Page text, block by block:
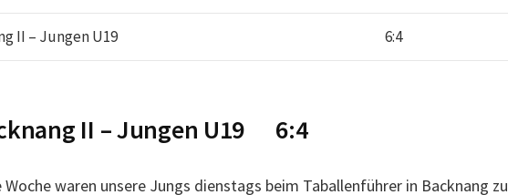
II – Jungen U19 6:4
II – Jungen U19 6:4
Woche waren unsere Jungs dienstags beim Taballenführer in Backnang zu